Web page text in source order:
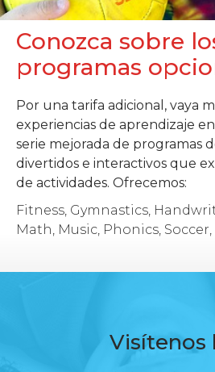
Conozca sobre
programas
Por una tarifa adicional, vaya
experiencias de aprendizaje
serie mejorada de programas
divertidos e interactivos que
de actividades. Ofrecemos:
Fitness, Gymnastics,
Math, Music, Phonics,
Visítenos